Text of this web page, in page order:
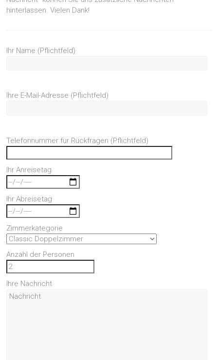
hinterlassen. Vielen Dank!
Ihr Name (Pflichtfeld)
Ihre E-Mail-Adresse (Pflichtfeld)
Telefonnummer für Rückfragen (Pflichtfeld)
Ihr Anreisetag
Ihr Abreisetag
Zimmerkategorie
Anzahl der Personen
Ihre Nachricht